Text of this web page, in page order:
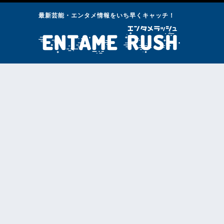
最新芸能・エンタメ情報をいち早くキャッチ！